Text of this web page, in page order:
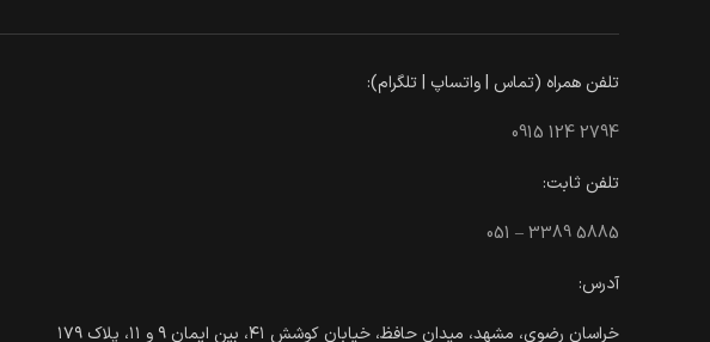
تلفن همراه (تماس | واتساپ | تلگرام):
0915 124 2794
تلفن ثابت:
051 – 3389 5885
آدرس:
خراسان رضوی، مشهد، میدان حافظ، خیابان کوشش ۴۱، بین ایمان ۹ و ۱۱، پلاک ۱۷۹